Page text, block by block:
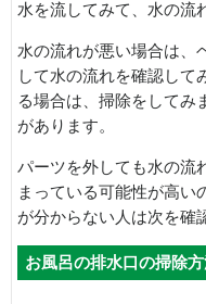
水を流してみて、水の流
水の流れが悪い場合は、
して水の流れを確認して
る場合は、掃除をしてみ
があります。
パーツを外しても水の流
まっている可能性が高い
が分からない人は次を確
お風呂の排水口の掃除